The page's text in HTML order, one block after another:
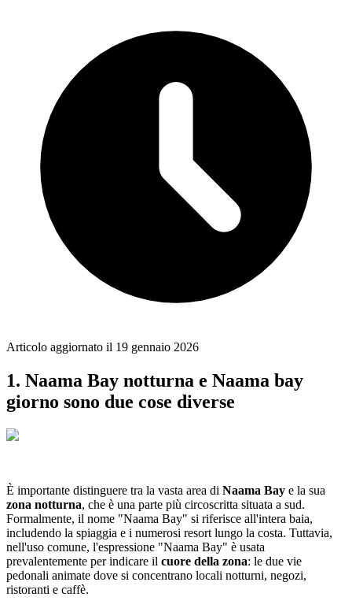
Articolo aggiornato il 19 gennaio 2026
1. Naama Bay notturna e Naama bay
giorno sono due cose diverse
È importante distinguere tra la vasta area di Naama Bay e la sua
zona notturna, che è una parte più circoscritta situata a sud.
Formalmente, il nome "Naama Bay" si riferisce all'intera baia,
includendo la spiaggia e i numerosi resort lungo la costa. Tuttavia,
nell'uso comune, l'espressione "Naama Bay" è usata
prevalentemente per indicare il cuore della zona: le due vie
pedonali animate dove si concentrano locali notturni, negozi,
ristoranti e caffè.